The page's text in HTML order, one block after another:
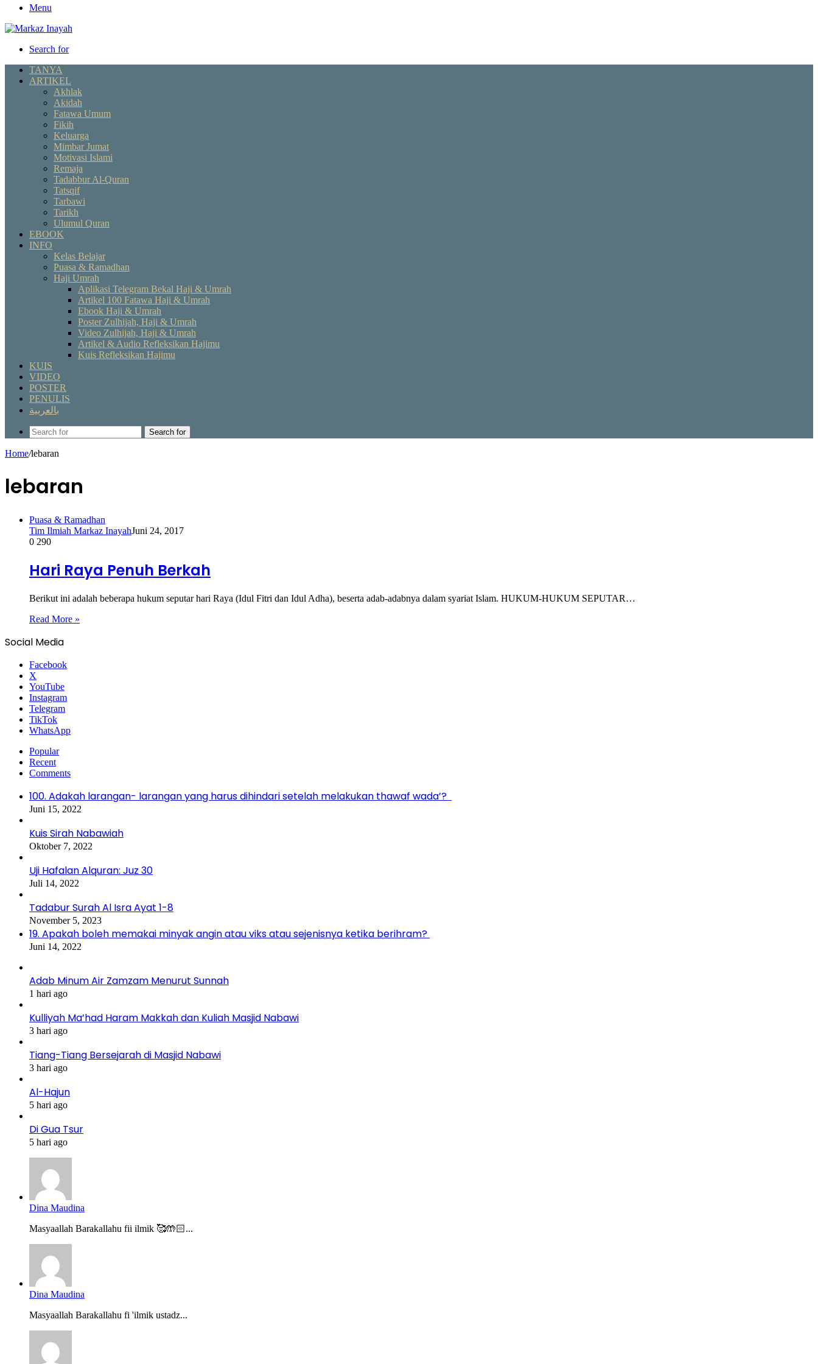
Menu
Search for
TANYA
ARTIKEL
Akhlak
Akidah
Fatawa Umum
Fikih
Keluarga
Mimbar Jumat
Motivasi Islami
Remaja
Tadabbur Al-Quran
Tatsqif
Tarbawi
Tarikh
Ulumul Quran
EBOOK
INFO
Kelas Belajar
Puasa & Ramadhan
Haji Umrah
Aplikasi Telegram Bekal Haji & Umrah
Artikel 100 Fatawa Haji & Umrah
Ebook Haji & Umrah
Poster Zulhijah, Haji & Umrah
Video Zulhijah, Haji & Umrah
Artikel & Audio Refleksikan Hajimu
Kuis Refleksikan Hajimu
KUIS
VIDEO
POSTER
PENULIS
بالعربية
Search for
Home/lebaran
lebaran
Puasa & Ramadhan
Tim Ilmiah Markaz InayahJuni 24, 2017
0 290
Hari Raya Penuh Berkah
Berikut ini adalah beberapa hukum seputar hari Raya (Idul Fitri dan Idul Adha), beserta adab-adabnya dalam syariat Islam. HUKUM-HUKUM SEPUTAR…
Read More »
Social Media
Facebook
X
YouTube
Instagram
Telegram
TikTok
WhatsApp
Popular
Recent
Comments
100. Adakah larangan- larangan yang harus dihindari setelah melakukan thawaf wada’?
Juni 15, 2022
Kuis Sirah Nabawiah
Oktober 7, 2022
Uji Hafalan Alquran: Juz 30
Juli 14, 2022
Tadabur Surah Al Isra Ayat 1-8
November 5, 2023
19. Apakah boleh memakai minyak angin atau viks atau sejenisnya ketika berihram?
Juni 14, 2022
Adab Minum Air Zamzam Menurut Sunnah
1 hari ago
Kulliyah Ma’had Haram Makkah dan Kuliah Masjid Nabawi
3 hari ago
Tiang-Tiang Bersejarah di Masjid Nabawi
3 hari ago
Al-Hajun
5 hari ago
Di Gua Tsur
5 hari ago
Dina Maudina
Masyaallah Barakallahu fii ilmik 🥰🤲🏻...
Dina Maudina
Masyaallah Barakallahu fi 'ilmik ustadz...